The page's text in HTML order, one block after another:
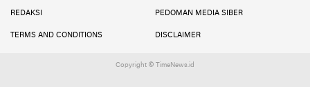
REDAKSI PEDOMAN MEDIA SIBER
TERMS AND CONDITIONS DISCLAIMER
Copyright © TimeNews.id